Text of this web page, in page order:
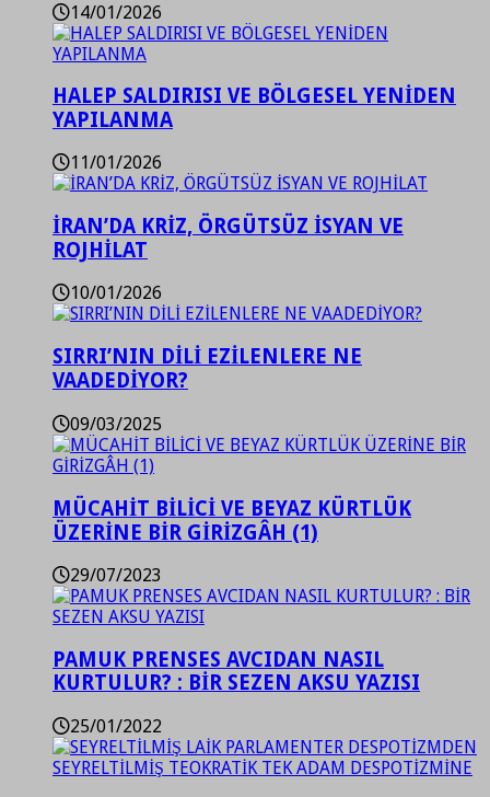
14/01/2026
HALEP SALDIRISI VE BÖLGESEL YENİDEN
YAPILANMA
11/01/2026
İRAN’DA KRİZ, ÖRGÜTSÜZ İSYAN VE
ROJHİLAT
10/01/2026
SIRRI’NIN DİLİ EZİLENLERE NE
VAADEDİYOR?
09/03/2025
MÜCAHİT BİLİCİ VE BEYAZ KÜRTLÜK
ÜZERİNE BİR GİRİZGÂH (1)
29/07/2023
PAMUK PRENSES AVCIDAN NASIL
KURTULUR? : BİR SEZEN AKSU YAZISI
25/01/2022